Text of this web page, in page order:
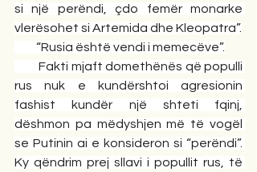
si një perëndi, çdo femër monarke
vlerësohet si Artemida dhe Kleopatra”.
         “Rusia është vendi i memecëve”.
         Fakti mjaft domethënës që populli
rus nuk e kundërshtoi agresionin
fashist kundër një shteti fqinj,
dëshmon pa mëdyshjen më të vogël
se Putinin ai e konsideron si “perëndi”.
Ky qëndrim prej sllavi i popullit rus, të